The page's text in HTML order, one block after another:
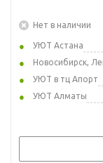
Нет в наличии
УЮТ Астана
Новосибирск,
УЮТ в тц Апорт
УЮТ Алматы